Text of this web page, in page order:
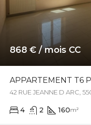
868 € / mois CC
APPARTEMENT T6
42 RUE JEANNE D ARC,
4 2 160m²